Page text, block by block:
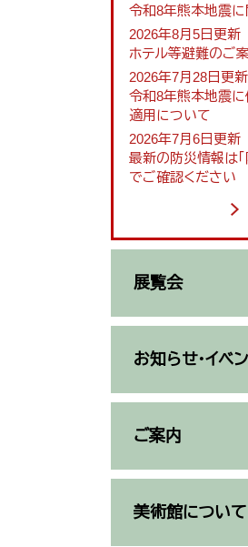
令和8年熊本地震に
2026年8月5日更新
ホテル等避難のご
2026年7月28日更新
令和8年熊本地震
適用について
2026年7月6日更新
最新の防災情報は「
でご確認ください
展覧会
お知らせ・イベ
ご案内
美術館について